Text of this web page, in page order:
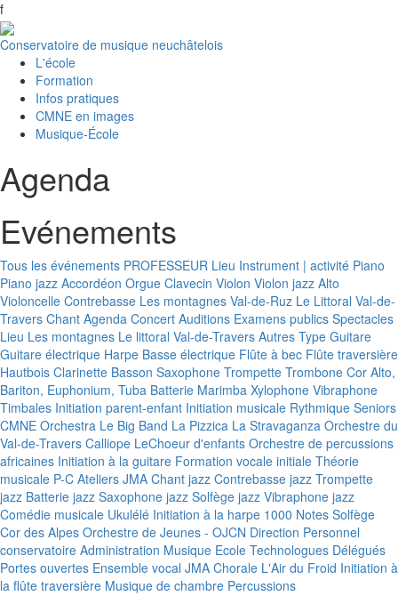
f
Conservatoire de musique neuchâtelois
L'école
Formation
Infos pratiques
CMNE en images
Musique-École
Agenda
Evénements
Tous les événements PROFESSEUR Lieu Instrument | activité Piano
Piano jazz Accordéon Orgue Clavecin Violon Violon jazz Alto
Violoncelle Contrebasse Les montagnes Val-de-Ruz Le Littoral Val-de-
Travers Chant Agenda Concert Auditions Examens publics Spectacles
Lieu Les montagnes Le littoral Val-de-Travers Autres Type Guitare
Guitare électrique Harpe Basse électrique Flûte à bec Flûte traversière
Hautbois Clarinette Basson Saxophone Trompette Trombone Cor Alto,
Bariton, Euphonium, Tuba Batterie Marimba Xylophone Vibraphone
Timbales Initiation parent-enfant Initiation musicale Rythmique Seniors
CMNE Orchestra Le Big Band La Pizzica La Stravaganza Orchestre du
Val-de-Travers Calliope LeChoeur d'enfants Orchestre de percussions
africaines Initiation à la guitare Formation vocale initiale Théorie
musicale P-C Ateliers JMA Chant jazz Contrebasse jazz Trompette
jazz Batterie jazz Saxophone jazz Solfège jazz Vibraphone jazz
Comédie musicale Ukulélé Initiation à la harpe 1000 Notes Solfège
Cor des Alpes Orchestre de Jeunes - OJCN Direction Personnel
conservatoire Administration Musique Ecole Technologues Délégués
Portes ouvertes Ensemble vocal JMA Chorale L'Air du Froid Initiation à
la flûte traversière Musique de chambre Percussions